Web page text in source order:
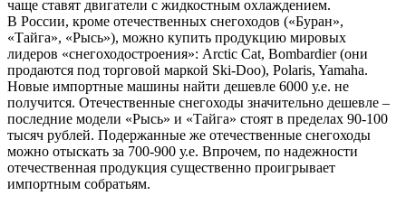
чаще ставят двигатели с жидкостным охлаждением.
В России, кроме отечественных снегоходов («Буран»,
«Тайга», «Рысь»), можно купить продукцию мировых
лидеров «снегоходостроения»: Arctic Cat, Bombardier (они
продаются под торговой маркой Ski-Doo), Polaris, Yamaha.
Новые импортные машины найти дешевле 6000 у.е. не
получится. Отечественные снегоходы значительно дешевле –
последние модели «Рысь» и «Тайга» стоят в пределах 90-100
тысяч рублей. Подержанные же отечественные снегоходы
можно отыскать за 700-900 у.е. Впрочем, по надежности
отечественная продукция существенно проигрывает
импортным собратьям.